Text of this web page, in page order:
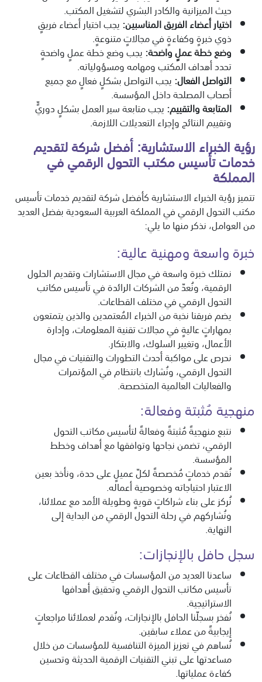
حيث الميزانية والكادر البشري لتشغيل المكتب.
اختيار أعضاء الفريق المناسبين:يجب اختيار أعضاء فريقٍ
ذوي خبرةٍ وكفاءةٍ في مجالاتٍ متنوعةٍ.
وضع خطة عملٍ واضحة:يجب وضع خطة عملٍ واضحةٍ
تحدد أهداف المكتب ومهامه ومسؤولياته.
التواصل الفعال:يجب التواصل بشكلٍ فعالٍ مع جميع
أصحاب المصلحة داخل المؤسسة.
المتابعة والتقييم:يجب متابعة سير العمل بشكلٍ دوريٍّ
وتقييم النتائج وإجراء التعديلات اللازمة.
رؤية الخبراء الاستشارية: أفضل شركة لتقديم
خدمات تأسيس مكتب التحول الرقمي في
المملكة
تتميز رؤية الخبراء الاستشارية كأفضل شركة لتقديم خدمات تأسيس
مكتب التحول الرقمي في المملكة العربية السعودية بفضل العديد
من العوامل، نذكر منها ما يلي:
خبرة واسعة ومهنية عالية:
نمتلك خبرة واسعة في مجال الاستشارات وتقديم الحلول
الرقمية، ونُعدّ من الشركات الرائدة في تأسيس مكاتب
التحول الرقمي في مختلف القطاعات.
يضم فريقنا نخبة من الخبراء المُعتمدين والذين يتمتعون
بمهاراتٍ عاليةٍ في مجالات تقنية المعلومات، وإدارة
الأعمال، وتغيير السلوك، والابتكار.
نحرص على مواكبة أحدث التطورات والتقنيات في مجال
التحول الرقمي، ونُشارك بانتظام في المؤتمرات
والفعاليات العالمية المتخصصة.
منهجية مُثبتة وفعالة:
نتبع منهجيةً مُثبتةً وفعالةً لتأسيس مكاتب التحول
الرقمي، تضمن نجاحها وتوافقها مع أهداف وخطط
المؤسسة.
نُقدم خدماتٍ مُخصصةً لكلّ عميلٍ على حدة، ونأخذ بعين
الاعتبار احتياجاته وخصوصية أعماله.
نُركز على بناء شراكاتٍ قويةٍ وطويلة الأمد مع عملائنا،
ونُشاركهم في رحلة التحول الرقمي من البداية إلى
النهاية.
سجل حافل بالإنجازات:
ساعدنا العديد من المؤسسات في مختلف القطاعات على
تأسيس مكاتب التحول الرقمي وتحقيق أهدافها
الاستراتيجية.
نُفخر بسجلّنا الحافل بالإنجازات، ونُقدم لعملائنا مراجعاتٍ
إيجابيةً من عملاء سابقين.
نُساهم في تعزيز الميزة التنافسية للمؤسسات من خلال
مساعدتها على تبني التقنيات الرقمية الحديثة وتحسين
كفاءة عملياتها.